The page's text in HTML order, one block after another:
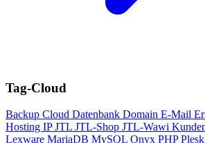
Tag-Cloud
Backup Cloud Datenbank Domain E-Mail
Hosting IPJTL JTL-Shop JTL-Wawi
Lexware MariaDB MySQL Onyx PHPPlesk